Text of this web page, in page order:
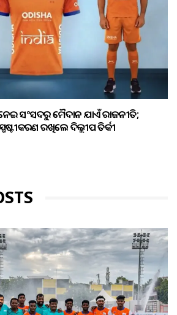
ସଂସଦରୁ ମୈଦାନ ଯାଏଁ ରାଜନୀତି;
ରଖିଲେ ଦିଲ୍ଲୀପ ତିର୍କୀ